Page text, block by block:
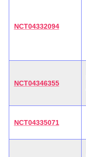
NCT04332094
NCT04346355
NCT04335071